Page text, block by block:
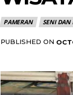
PAMERAN SENI DAN
PUBLISHED ON